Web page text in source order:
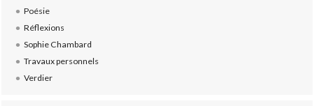
Poésie
Réflexions
Sophie Chambard
Travaux personnels
Verdier